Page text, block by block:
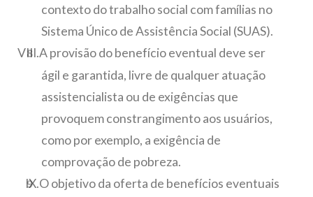
contexto do trabalho social com famílias no
Sistema Único de Assistência Social (SUAS).
A provisão do benefício eventual deve ser
ágil e garantida, livre de qualquer atuação
assistencialista ou de exigências que
provoquem constrangimento aos usuários,
como por exemplo, a exigência de
comprovação de pobreza.
O objetivo da oferta de benefícios eventuais